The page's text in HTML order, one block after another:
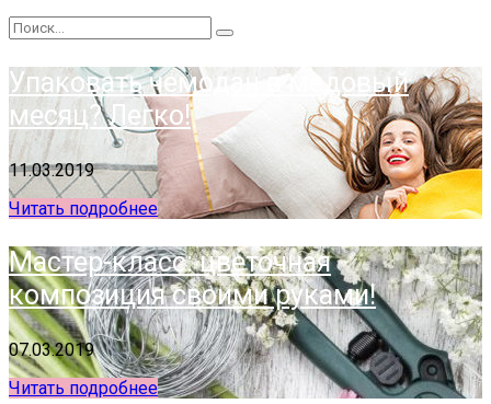
Упаковать чемодан в медовый
месяц? Легко!
11.03.2019
Читать подробнее
Мастер-класс: цветочная
композиция своими руками!
07.03.2019
Читать подробнее